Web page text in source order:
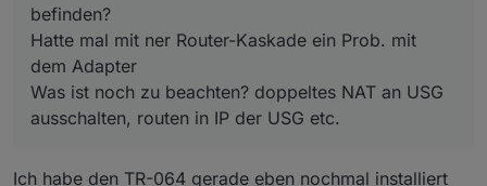
befinden?
Hatte mal mit ner Router-Kaskade ein Prob. mit
dem Adapter
Was ist noch zu beachten? doppeltes NAT an USG
ausschalten, routen in IP der USG etc.
Ich habe den TR-064 gerade eben nochmal installiert